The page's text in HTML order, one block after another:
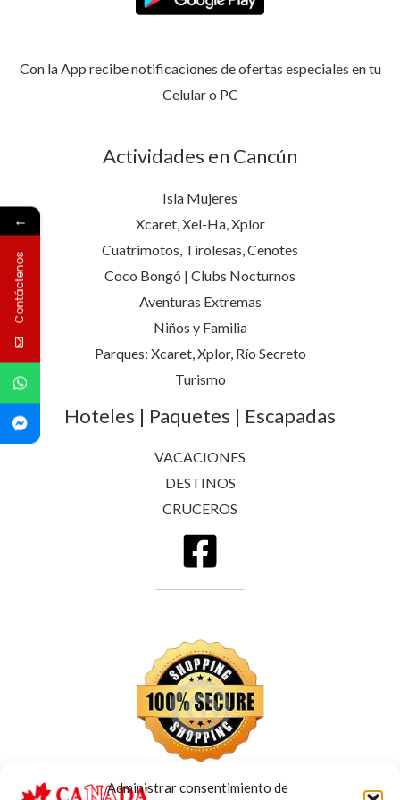
Administrar consentimiento de
Con la App recibe notificaciones de ofertas especiales en tu
Celular o PC
Actividades en Cancún
Isla Mujeres
Xcaret, Xel-Ha, Xplor
Cuatrimotos, Tirolesas, Cenotes
Coco Bongó | Clubs Nocturnos
Aventuras Extremas
Niños y Familia
Parques: Xcaret, Xplor, Río Secreto
Turismo
Hoteles | Paquetes | Escapadas
VACACIONES
DESTINOS
CRUCEROS
←
Contáctenos